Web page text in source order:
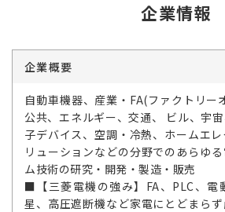
企業情報
企業概要
自動車機器、産業・FA(ファクトリー
公共、エネルギー、交通、 ビル、宇
子デバイス、空調・冷熱、ホームエ
リューションなどの分野でのあらゆ
ム技術の研究・開発・製造・販売
■【三菱電機の強み】FA、PLC、電
星、高圧遮断機など家電にとどまら